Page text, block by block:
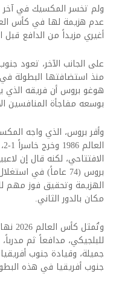
ولم تخسر المكسيك في آخر
عدم هزيمة لها في كأس
أغيري مزيداً من الدافع قبل
على الجانب الآخر، تعود
هوغو بروس أن فريقه الذي
بوسعه مفاجأة المنافسين
وأقر بروس، الذي واجه
الافتتاحي، لكنه قال إن
بروس (74 عاماً) في
الهزيمة وتحقيق فوز مهم
مكان بالدور الثاني.
للبلجيكي، مدافعاً ثم
جميلة، وقيادة جنوب
جنوب أفريقيا في هذه